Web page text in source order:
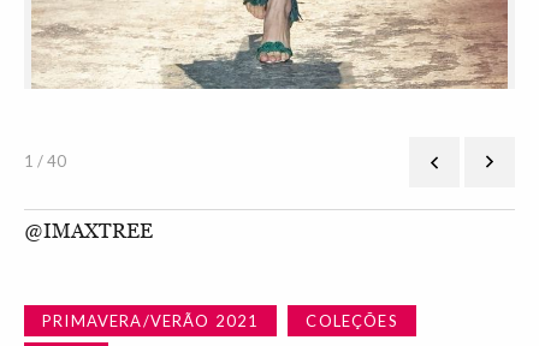
1 / 40
@IMAXTREE
PRIMAVERA/VERÃO 2021
COLEÇÕES